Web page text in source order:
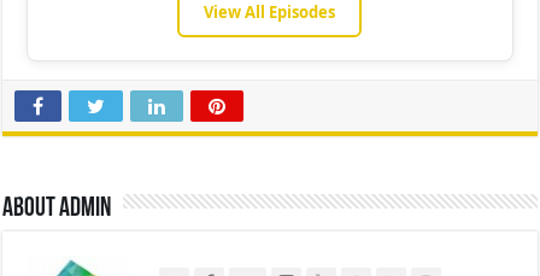
View All Episodes
About admin